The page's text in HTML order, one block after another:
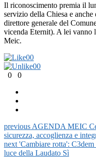
Il riconoscimento premia il
servizio della Chiesa e
direttore generale del
vicenda Eternit). A lei vanno
Meic.
00
00
0
0
previous AGENDA MEIC
sicurezza, accoglienza e
next 'Cambiare rotta':
luce della Laudato Sì